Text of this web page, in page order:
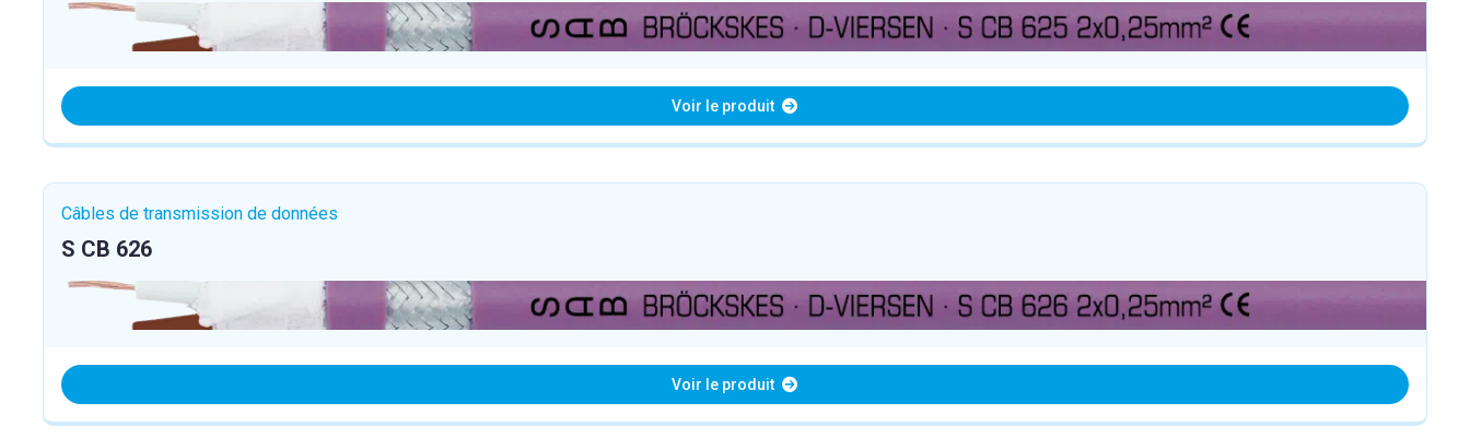
Voir le produit
Câbles de transmission de données
S CB 626
Voir le produit